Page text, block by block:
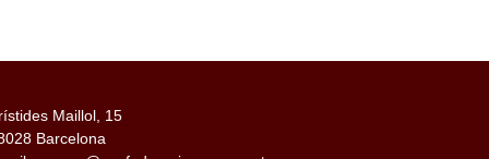
Maillol, 15
Barcelona